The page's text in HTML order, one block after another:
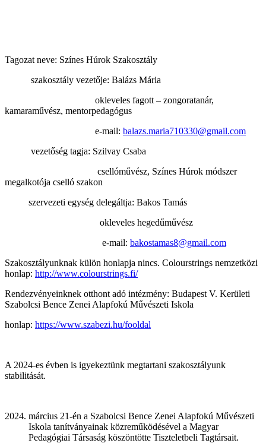
Tagozat neve: Színes Húrok Szakosztály
szakosztály vezetője: Balázs Mária
okleveles fagott – zongoratanár,
kamaraművész, mentorpedagógus
e-mail: balazs.maria710330@gmail.com
vezetőség tagja: Szilvay Csaba
csellóművész, Színes Húrok módszer
megalkotója cselló szakon
szervezeti egység delegáltja: Bakos Tamás
okleveles hegedűművész
e-mail: bakostamas8@gmail.com
Szakosztályunknak külön honlapja nincs. Colourstrings nemzetközi
honlap: http://www.colourstrings.fi/
Rendezvényeinknek otthont adó intézmény: Budapest V. Kerületi
Szabolcsi Bence Zenei Alapfokú Művészeti Iskola
honlap: https://www.szabezi.hu/fooldal
A 2024-es évben is igyekeztünk megtartani szakosztályunk
stabilitását.
március 21-én a Szabolcsi Bence Zenei Alapfokú Művészeti
Iskola tanítványainak közreműködésével a Magyar
Pedagógiai Társaság köszöntötte Tiszteletbeli Tagtársait.